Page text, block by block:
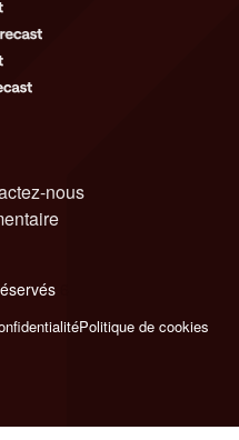
nous
Politique de cookies